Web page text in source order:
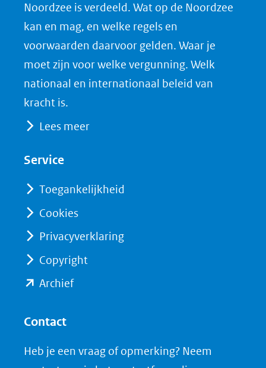
c
e
b
o
o
in
(verwijst
een
andere
website)
n
k
e
d
I
(verwijst
andere
in
nieuw
venster)
(verwijst
naar
D
F
Noordzee is verdeeld. Wat op de Noordzee
kan en mag, en welke regels en
voorwaarden daarvoor gelden. Waar je
moet zijn voor welke vergunning. Welk
nationaal en internationaal beleid van
kracht is.
Lees meer
Service
Toegankelijkheid
Cookies
Privacyverklaring
Copyright
Archief(opent
(verwijst
Contact
Heb je een vraag of opmerking? Neem